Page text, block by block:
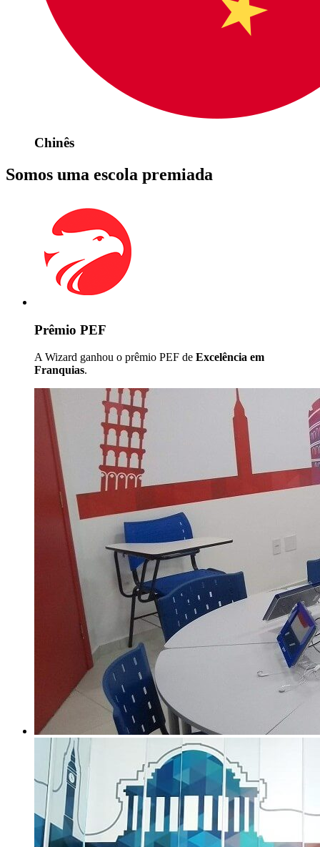
Chinês
Somos uma escola premiada
Prêmio PEF
A Wizard ganhou o prêmio PEF de Excelência em
Franquias.